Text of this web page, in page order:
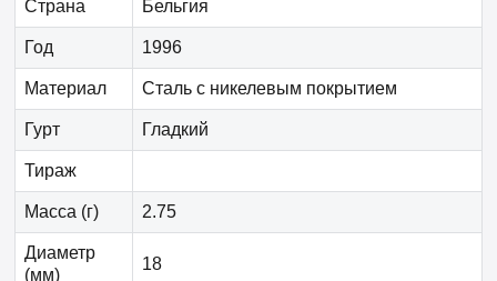
Страна Бельгия
Год 1996
Материал Сталь с никелевым покрытием
Гурт Гладкий
Тираж
Масса (г) 2.75
Диаметр
(мм)
18